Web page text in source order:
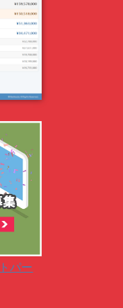
パー